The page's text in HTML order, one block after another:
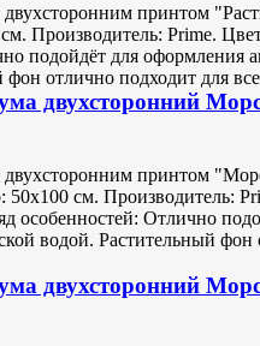
принтом
Производитель: Prime.
подойдёт для оформления
отлично подходит для
двухсторонний
принтом
50х100 см. Производитель:
особенностей: Отлично
водой. Растительный фон
двухсторонний